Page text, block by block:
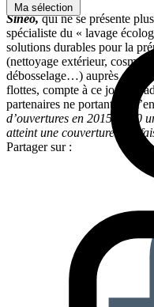
Ma sélection
Sineo,qui ne se présente
spécialiste du « lavage
solutions durables pour la
(nettoyage extérieur,
débosselage…) auprès des
flottes, compte à ce jour 33
partenaires ne portant pas
d’ouvertures en 2015. A 50
atteint une couverture
Partager sur :